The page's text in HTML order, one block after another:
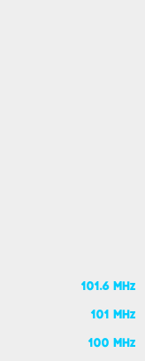
101.6 MHz
101 MHz
100 MHz